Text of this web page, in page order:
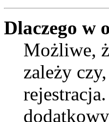
Dlaczego w
Możliwe,
zależy